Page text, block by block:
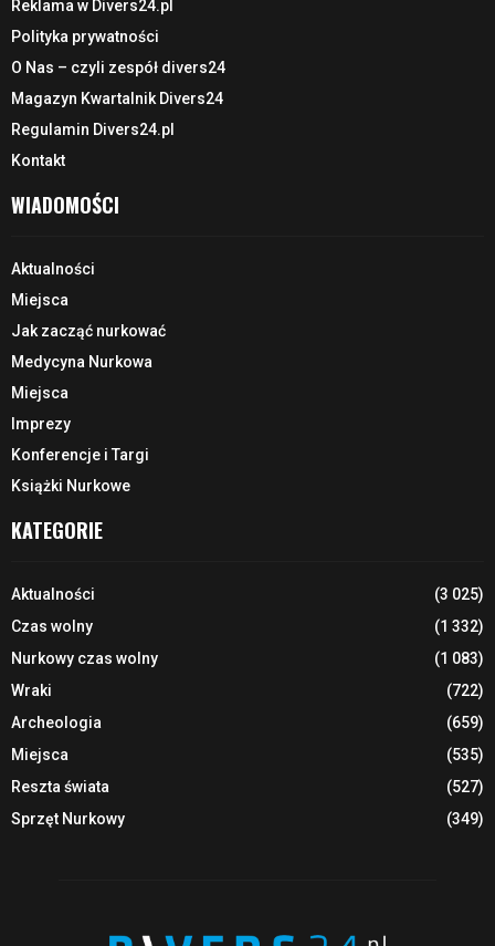
Reklama w Divers24.pl
Polityka prywatności
O Nas – czyli zespół divers24
Magazyn Kwartalnik Divers24
Regulamin Divers24.pl
Kontakt
WIADOMOŚCI
Aktualności
Miejsca
Jak zacząć nurkować
Medycyna Nurkowa
Miejsca
Imprezy
Konferencje i Targi
Książki Nurkowe
KATEGORIE
Aktualności
(3 025)
Czas wolny
(1 332)
Nurkowy czas wolny
(1 083)
Wraki
(722)
Archeologia
(659)
Miejsca
(535)
Reszta świata
(527)
Sprzęt Nurkowy
(349)